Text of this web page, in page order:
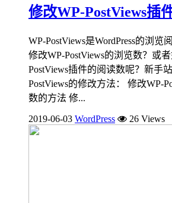
修改WP-PostViews插
WP-PostViews是WordPress的浏
修改WP-PostViews的浏览数？或
PostViews插件的阅读数呢？新手
PostViews的修改方法： 修改WP-
数的方法 修...
2019-06-03 WordPress 26 Views